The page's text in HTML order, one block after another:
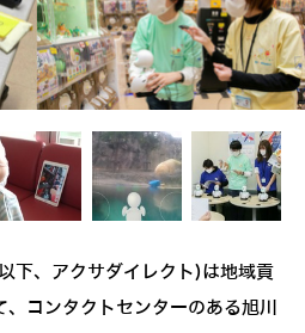
下、アクサダイレクト)は地域貢
コンタクトセンターのある旭川